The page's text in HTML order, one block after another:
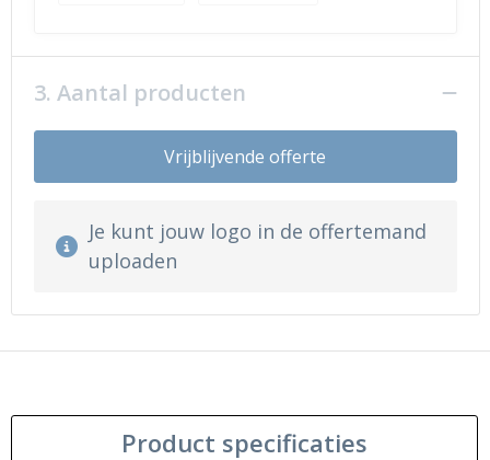
3. Aantal producten
Vrijblijvende offerte
Je kunt jouw logo in de offertemand
uploaden
Product specificaties